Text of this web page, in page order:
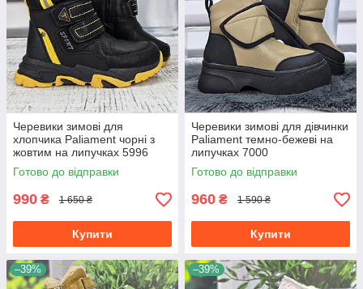
Черевики зимові для
хлопчика Paliament чорні з
жовтим на липучках 5996
Готово до відправки
990 ₴ 1 650 ₴
Купити
Черевики зимові для дівчинки
Paliament темно-бежеві на
липучках 7000
Готово до відправки
960 ₴ 1 590 ₴
Купити
–39% –39%